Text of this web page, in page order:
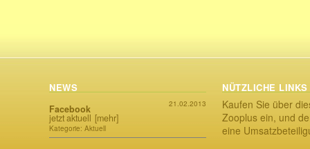
NEWS
21.02.2013
Facebook
jetzt aktuell [mehr]
Kategorie: Aktuell
NÜTZLICHE LINKS
Kaufen Sie über
Zooplus ein, und
eine